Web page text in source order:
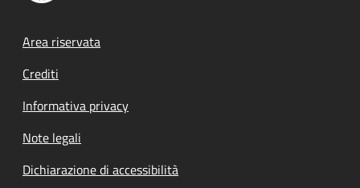
Footer menu
Area riservata
Crediti
Informativa privacy
Note legali
Dichiarazione di accessibilità